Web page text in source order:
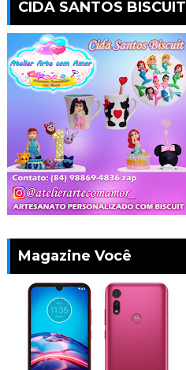
CIDA SANTOS BISCUIT
Magazine Você